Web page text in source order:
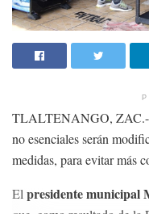
TLALTENANGO, ZAC.-
no esenciales serán
medidas, para evitar más
Elpresidente municipal